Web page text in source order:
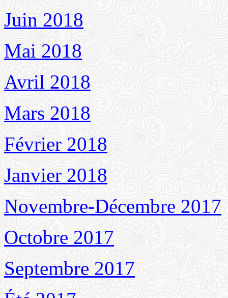
Juin 2018
Mai 2018
Avril 2018
Mars 2018
Février 2018
Janvier 2018
Novembre-Décembre 2017
Octobre 2017
Septembre 2017